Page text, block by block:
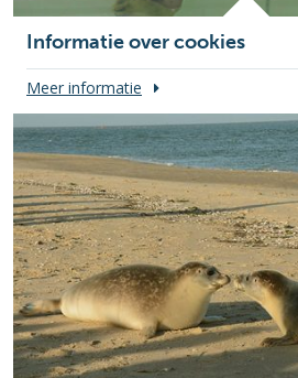
Informatie over cookies
Meer informatie